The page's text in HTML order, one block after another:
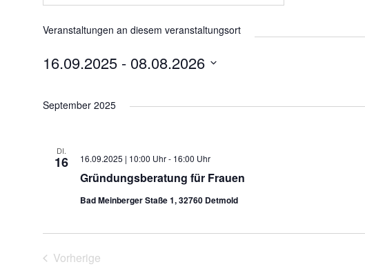
Veranstaltungen an diesem veranstaltungsort
16.09.2025 - 08.08.2026
t
n
September 2025
DI.
16
Gründungsberatung für Frauen
16.09.2025 | 10:00 Uhr- 16:00 Uhr
Bad Meinberger Staße 1, 32760 Detmold
Vorherige